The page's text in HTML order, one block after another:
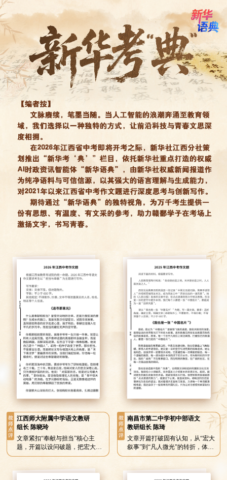
江西师大附属中学语文教研
组长 陈晓玲
文章紧扣“奉献与担当”核心主
题，开篇以设问破题，把宏大议
题落到平凡岁月、无声坚守之
平、黄旭华、张桂梅三位时代楷
南昌市第二中学初中部语文
教研组长 陈琦
文章开篇打破固有认知，从“宏大
叙事”到“凡人微光”的转折，体现
了深刻的思辨力。选取自身担任
的亲身经历，叙事真实细腻，生